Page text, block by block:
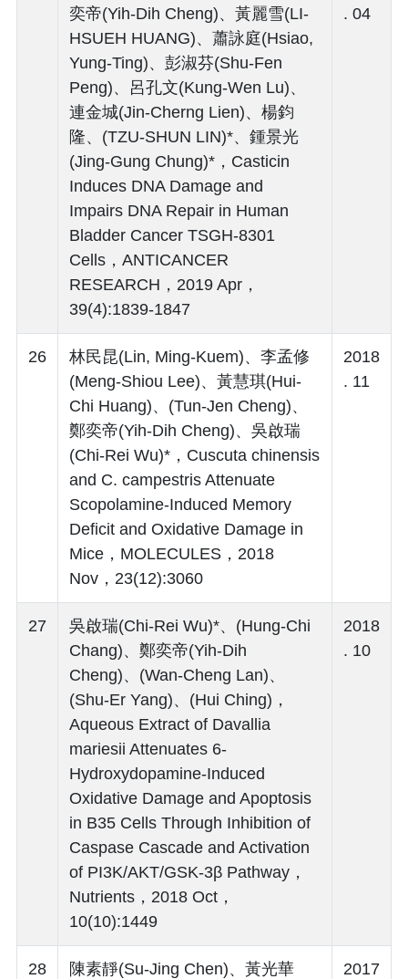
奕帝(Yih-Dih Cheng)、黃麗雪(LI-
HSUEH HUANG)、蕭詠庭(Hsiao,
Yung-Ting)、彭淑芬(Shu-Fen
Peng)、呂孔文(Kung-Wen Lu)、
連金城(Jin-Cherng Lien)、楊鈞
隆、(TZU-SHUN LIN)*、鍾景光
(Jing-Gung Chung)*，Casticin
Induces DNA Damage and
Impairs DNA Repair in Human
Bladder Cancer TSGH-8301
Cells，ANTICANCER
RESEARCH，2019 Apr，
39(4):1839-1847
. 04
26
林民昆(Lin, Ming-Kuem)、李孟修
(Meng-Shiou Lee)、黃慧琪(Hui-
Chi Huang)、(Tun-Jen Cheng)、
鄭奕帝(Yih-Dih Cheng)、吳啟瑞
(Chi-Rei Wu)*，Cuscuta chinensis
and C. campestris Attenuate
Scopolamine-Induced Memory
Deficit and Oxidative Damage in
Mice，MOLECULES，2018
Nov，23(12):3060
2018
. 11
27
吳啟瑞(Chi-Rei Wu)*、(Hung-Chi
Chang)、鄭奕帝(Yih-Dih
Cheng)、(Wan-Cheng Lan)、
(Shu-Er Yang)、(Hui Ching)，
Aqueous Extract of Davallia
mariesii Attenuates 6-
Hydroxydopamine-Induced
Oxidative Damage and Apoptosis
in B35 Cells Through Inhibition of
Caspase Cascade and Activation
of PI3K/AKT/GSK-3β Pathway，
Nutrients，2018 Oct，
10(10):1449
2018
. 10
28
陳素靜(Su-Jing Chen)、黃光華
2017